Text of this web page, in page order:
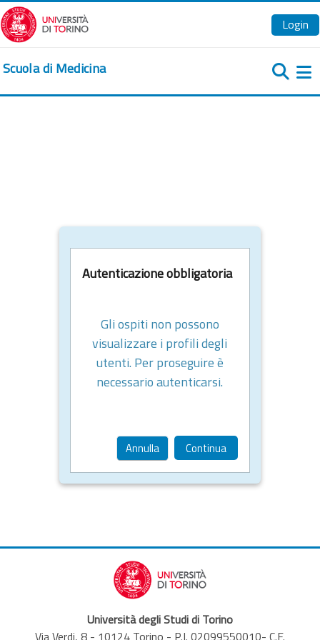
Vai al contenuto principale
Login
Scuola di Medicina
Autenticazione obbligatoria
Gli ospiti non possono
visualizzare i profili degli
utenti. Per proseguire è
necessario autenticarsi.
Annulla Continua
Università degli Studi di Torino
Via Verdi, 8 - 10124 Torino - P.I. 02099550010- C.F.